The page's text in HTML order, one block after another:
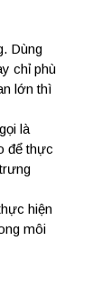
Dùng
chỉ phù
lớn thì
là
để thực
hiện
môi